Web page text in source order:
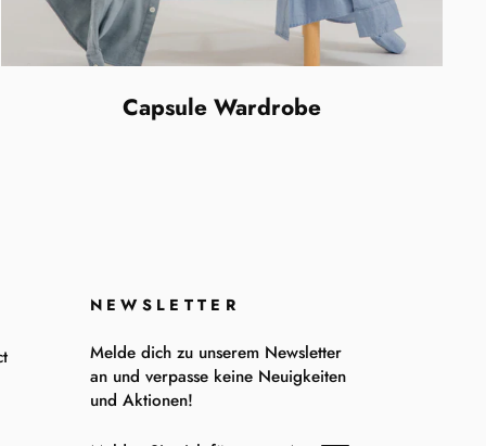
Capsule Wardrobe
NEWSLETTER
Melde dich zu unserem Newsletter
an und verpasse keine Neuigkeiten
und Aktionen!